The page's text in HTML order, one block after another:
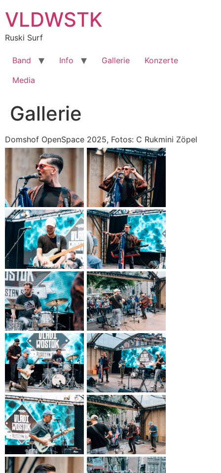
Inhalt
springen
VLDWSTK
Ruski Surf
Band Info Gallerie
Konzerte
Media
Gallerie
Domshof OpenSpace 2025, Fotos: C Rukmini Zöpel